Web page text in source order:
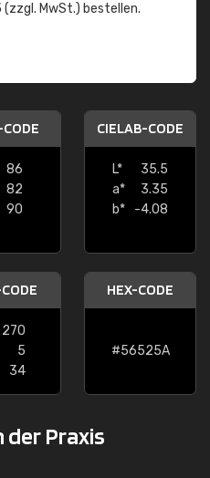
(zzgl. MwSt.) bestellen.
86
82
90
CIELAB-CODE
L*
35.5
a*
3.35
b*
-4.08
270
5
34
HEX-CODE
#56525A
der Praxis